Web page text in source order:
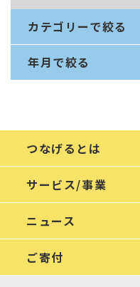
カテゴリーで絞る
年月で絞る
つなげるとは
サービス/事業
ニュース
ご寄付